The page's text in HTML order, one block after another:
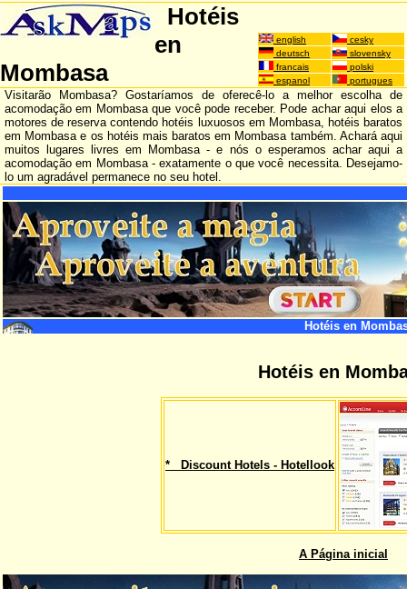
Hotéis
en
Mombasa
english
cesky
deutsch
slovensky
francais
polski
espanol
portugues
Visitarão Mombasa? Gostaríamos de oferecê-lo a melhor escolha de
acomodação em Mombasa que você pode receber. Pode achar aqui elos a
motores de reserva contendo hotéis luxuosos em Mombasa, hotéis baratos
em Mombasa e os hotéis mais baratos em Mombasa também. Achará aqui
muitos lugares livres em Mombasa - e nós o esperamos achar aqui a
acomodação em Mombasa - exatamente o que você necessita. Desejamo-
lo um agradável permanece no seu hotel.
Hotéis en
Hotéis en
* Discount Hotels - Hotellook
A Página inicial